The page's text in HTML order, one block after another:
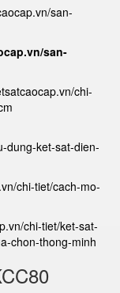
san-
san-
chi-
dung-ket-sat-dien-
chi-tiet/cach-mo-
chi-tiet/ket-sat-
chon-thong-minh